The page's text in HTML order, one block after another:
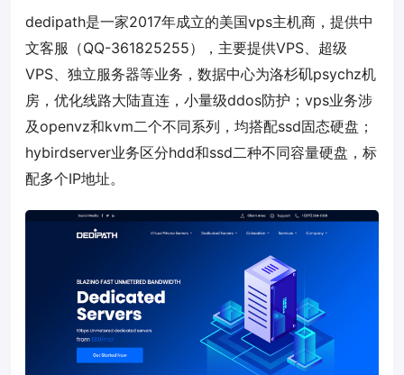
dedipath是一家2017年成立的美国vps主机商，提供中
文客服（QQ-361825255），主要提供VPS、超级
VPS、独立服务器等业务，数据中心为洛杉矶psychz机
房，优化线路大陆直连，小量级ddos防护；vps业务涉
及openvz和kvm二个不同系列，均搭配ssd固态硬盘；
hybirdserver业务区分hdd和ssd二种不同容量硬盘，标
配多个IP地址。